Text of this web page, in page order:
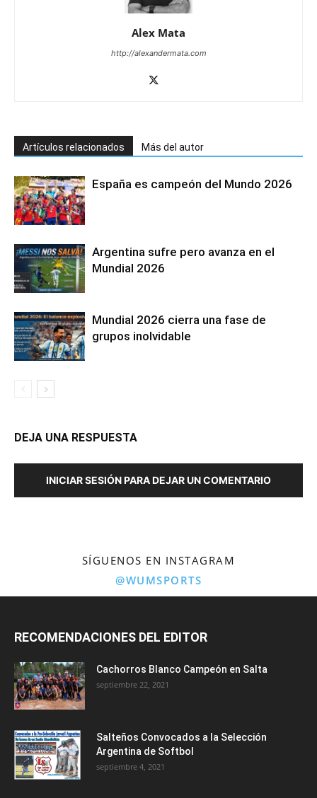
Alex Mata
http://alexandermata.com
Artículos relacionados Más del autor
España es campeón del Mundo 2026
Argentina sufre pero avanza en el
Mundial 2026
Mundial 2026 cierra una fase de
grupos inolvidable
DEJA UNA RESPUESTA
INICIAR SESIÓN PARA DEJAR UN COMENTARIO
SÍGUENOS EN INSTAGRAM
@WUMSPORTS
RECOMENDACIONES DEL EDITOR
Cachorros Blanco Campeón en Salta
septiembre 22, 2021
Salteños Convocados a la Selección
Argentina de Softbol
septiembre 4, 2021